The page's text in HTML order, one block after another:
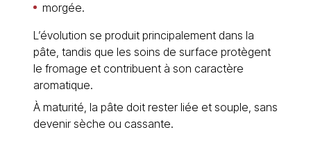
morgée.
L’évolution se produit principalement dans la
pâte, tandis que les soins de surface protègent
le fromage et contribuent à son caractère
aromatique.
À maturité, la pâte doit rester liée et souple, sans
devenir sèche ou cassante.